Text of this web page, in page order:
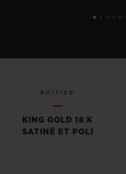
BOÎTIER
KING GOLD 18 K
SATINÉ ET POLI